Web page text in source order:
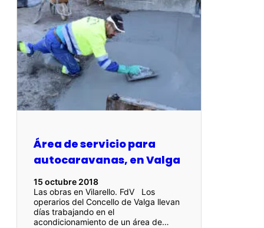
Área de servicio para
autocaravanas, en Valga
15 octubre 2018
Las obras en Vilarello. FdV Los
operarios del Concello de Valga llevan
días trabajando en el
acondicionamiento de un área de…